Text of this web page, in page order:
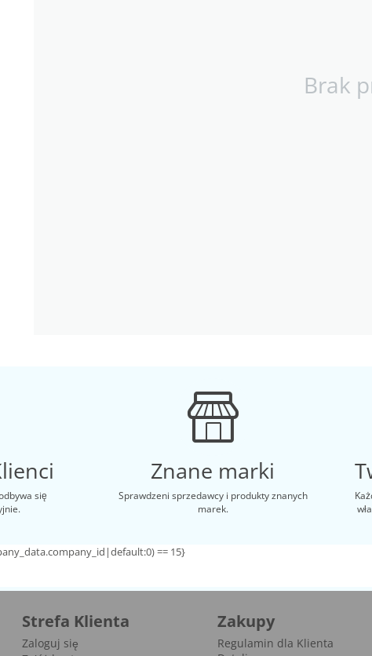
Brak
się
Znane marki
Sprawdzeni sprzedawcy i produkty znanych
marek.
== 15}
Strefa Klienta
Zaloguj się
Zakupy
Regulamin dla Klienta